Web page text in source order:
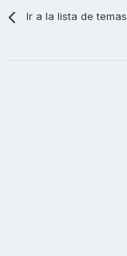
Ir a la lista de temas